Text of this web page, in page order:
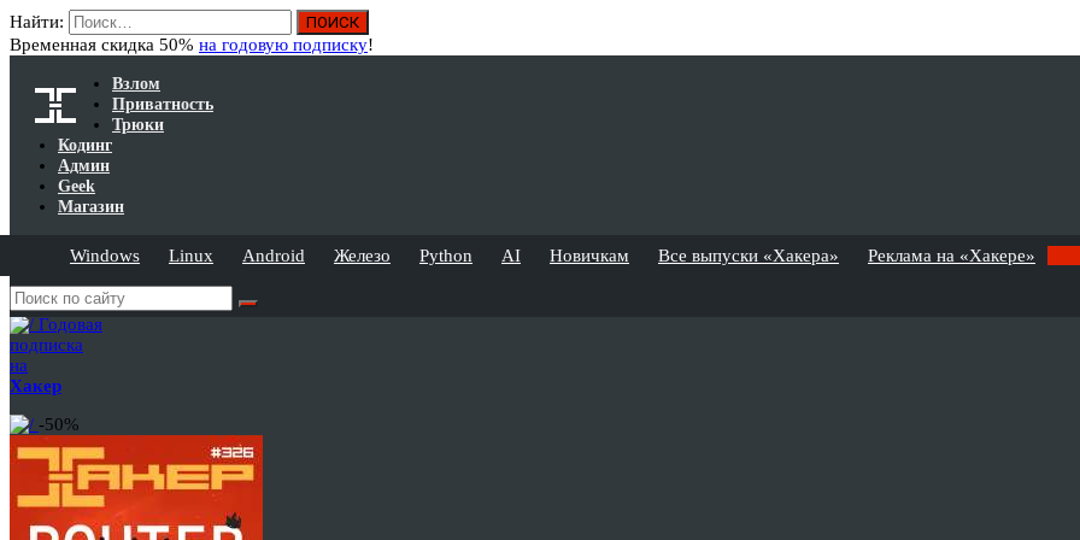
Найти:
Временная скидка 50% на годовую подписку!
Взлом
Приватность
Трюки
Кодинг
Админ
Geek
Магазин
Windows Linux Android Железо Python AI Новичкам Все выпуски «Хакера» Реклама на «Хакере»
Годовая
подписка
на
Хакер
-50%